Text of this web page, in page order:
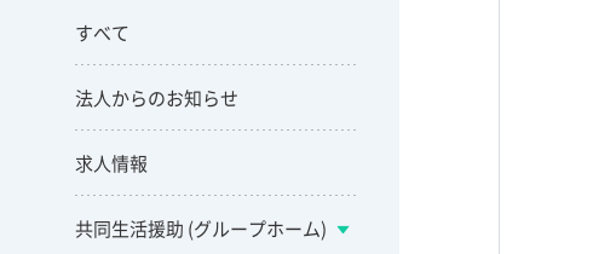
すべて
法人からのお知らせ
求人情報
共同生活援助 (グループホーム)